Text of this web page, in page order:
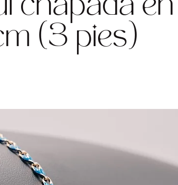
chapada en
(3 pies)